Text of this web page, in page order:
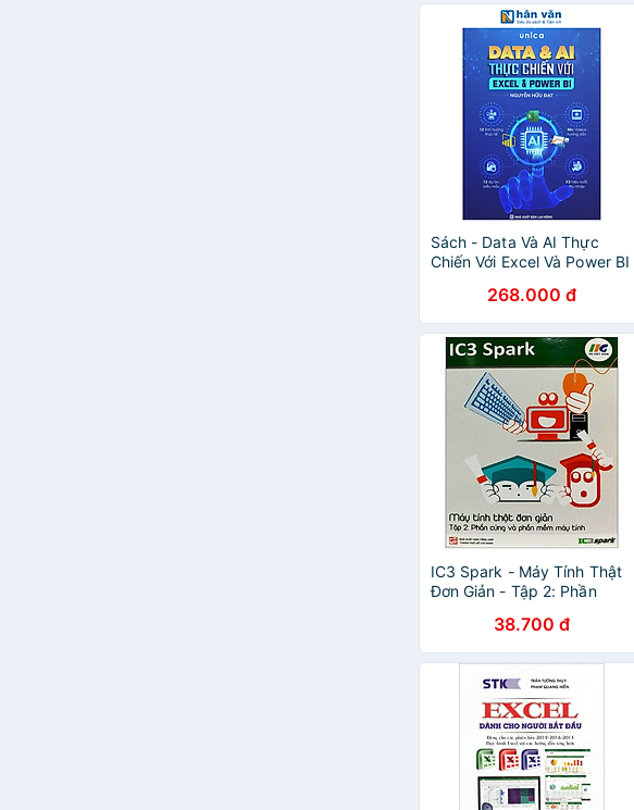
Sách - Data Và AI Thực
Chiến Với Excel Và Power BI
268.000 đ
IC3 Spark - Máy Tính Thật
Đơn Giản - Tập 2: Phần
Tính (Tái Bản)38.700 đ